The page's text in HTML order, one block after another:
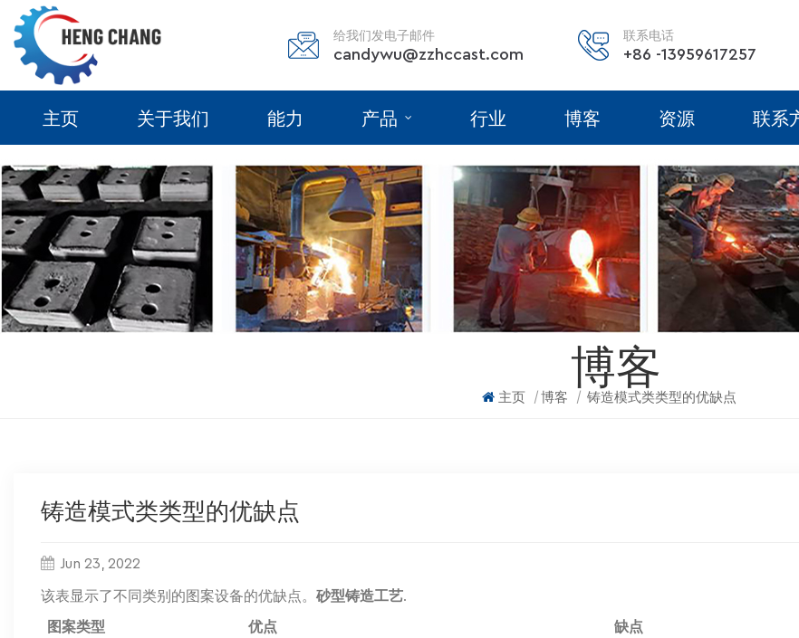
给我们发电子邮件
candywu@zzhccast.com
联系电话
+86 -13959617257
主页 关于我们 能力 产品 行业 博客 资源 联系
博客
主页 | 博客 | 铸造模式类类型的优缺点
铸造模式类类型的优缺点
Jun 23, 2022
该表显示了不同类别的图案设备的优缺点。 砂型铸造工艺.
图案类型 优点 缺点